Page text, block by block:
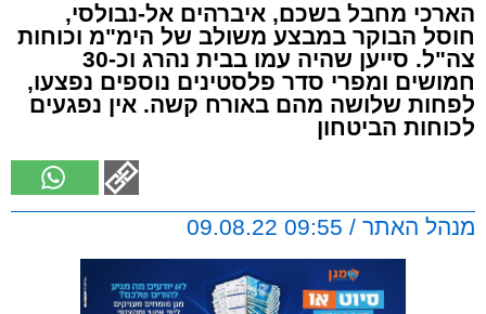
הארכי מחבל בשכם, איברהים אל-נבולסי,
חוסל הבוקר במבצע משולב של הימ"מ וכוחות
צה"ל. סייען שהיה עמו בבית נהרג וכ-30
חמושים ומפרי סדר פלסטינים נוספים נפצעו,
לפחות שלושה מהם באורח קשה. אין נפגעים
לכוחות הביטחון
מנהל האתר / 09:55 09.08.22